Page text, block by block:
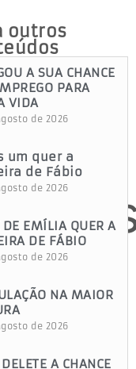
outros
A SUA CHANCE
PARA
VIDA
de 2026
um quer a
de Fábio
de 2026
DE EMÍLIA QUER A
DE FÁBIO
de 2026
NA MAIOR
de 2026
A CHANCE